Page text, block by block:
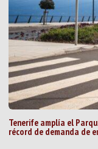
Tenerife amplía el
récord de demanda de